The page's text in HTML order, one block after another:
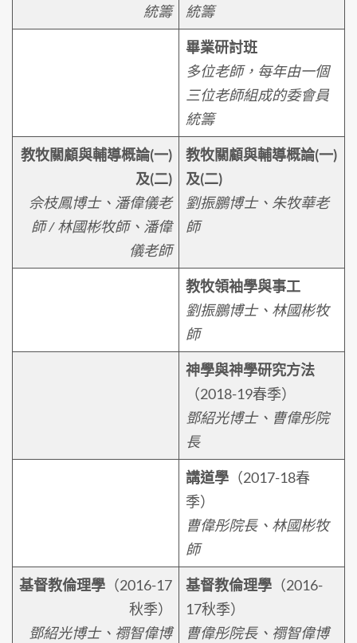
統籌
統籌
畢業研討班
多位老師，每年由一個
三位老師組成的委會員
統籌
教牧關顧與輔導概論(一)
及(二)
佘枝鳳博士、潘偉儀老
師 / 林國彬牧師、潘偉
儀老師
教牧關顧與輔導概論(一)
及(二)
劉振鵬博士、朱牧華老
師
教牧領袖學與事工
劉振鵬博士、林國彬牧
師
神學與神學研究方法
（2018-19春季）
鄧紹光博士、曹偉彤院
長
講道學 （2017-18春
季）
曹偉彤院長、林國彬牧
師
基督教倫理學 （2016-17
秋季）
鄧紹光博士、禤智偉博
基督教倫理學 （2016-
17秋季）
曹偉彤院長、禤智偉博